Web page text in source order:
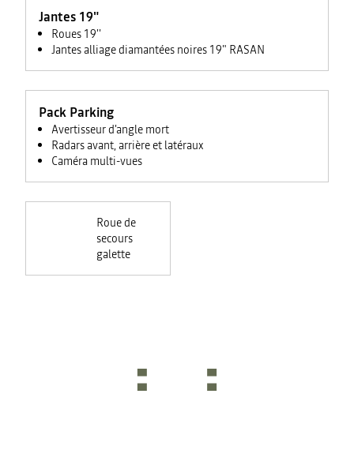
Jantes 19"
Roues 19''
Jantes alliage diamantées noires 19" RASAN
Pack Parking
Avertisseur d'angle mort
Radars avant, arrière et latéraux
Caméra multi-vues
Roue de
secours
galette